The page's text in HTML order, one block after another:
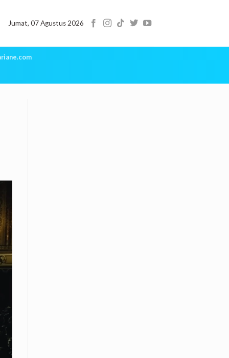
Jumat, 07 Agustus 2026